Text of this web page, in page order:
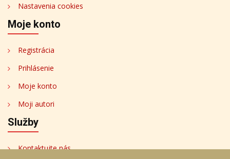
Nastavenia cookies
Moje konto
Registrácia
Prihlásenie
Moje konto
Moji autori
Služby
Kontaktujte nás